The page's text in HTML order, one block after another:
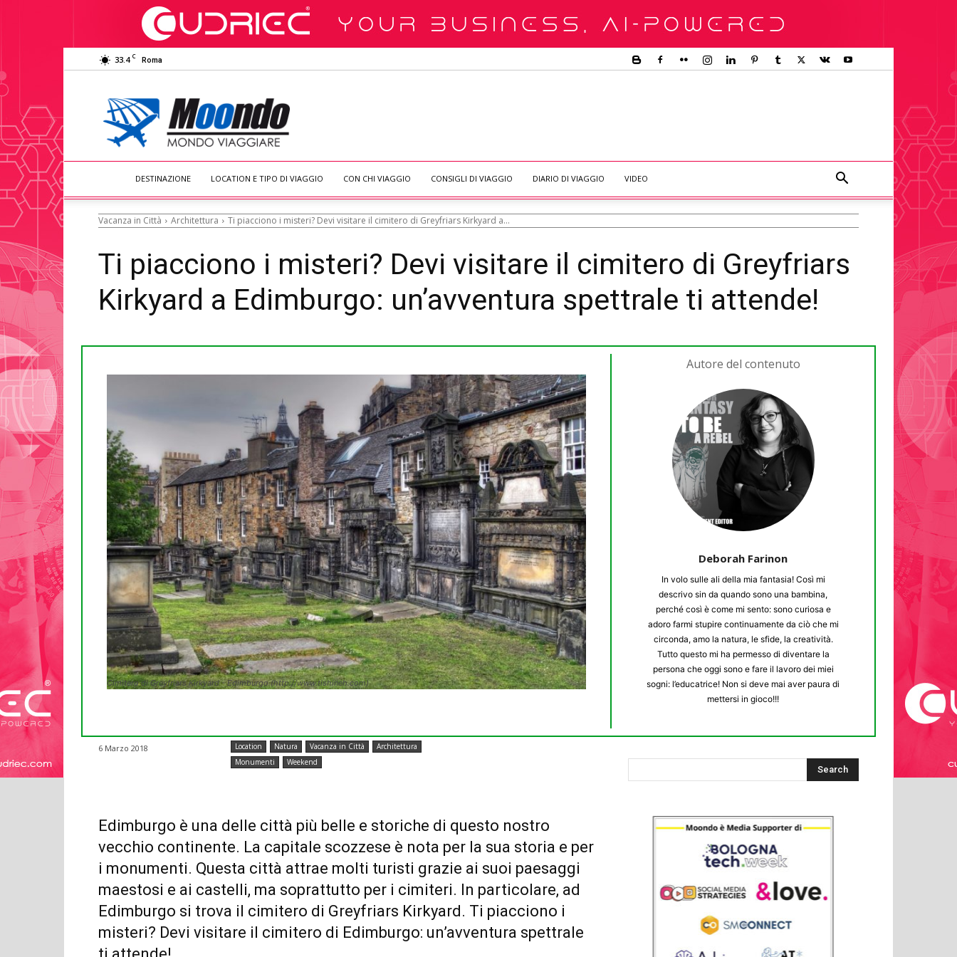
33.4 C Roma
Moondo
Viaggiare
DESTINAZIONE LOCATION E TIPO DI VIAGGIO CON CHI VIAGGIO CONSIGLI DI VIAGGIO DIARIO DI VIAGGIO VIDEO
Vacanza in Città Architettura Ti piacciono i misteri? Devi visitare il cimitero di Greyfriars Kirkyard a...
Ti piacciono i misteri? Devi visitare il cimitero di Greyfriars
Kirkyard a Edimburgo: un’avventura spettrale ti attende!
Cimitero di Greyfriars Kirkyard - Edimburgo (http://www.tishineh.com)
Autore del contenuto
Deborah Farinon
In volo sulle ali della mia fantasia! Così mi
descrivo sin da quando sono una bambina,
perché così è come mi sento: sono curiosa e
adoro farmi stupire continuamente da ciò che mi
circonda, amo la natura, le sfide, la creatività.
Tutto questo mi ha permesso di diventare la
persona che oggi sono e fare il lavoro dei miei
sogni: l’educatrice! Non si deve mai aver paura di
mettersi in gioco!!!
6 Marzo 2018 Location Natura Vacanza in Città
Architettura
Monumenti
Weekend
Edimburgo è una delle città più belle e storiche di questo nostro
vecchio continente. La capitale scozzese è nota per la sua storia e per
i monumenti. Questa città attrae molti turisti grazie ai suoi paesaggi
maestosi e ai castelli, ma soprattutto per i cimiteri. In particolare, ad
Edimburgo si trova il cimitero di Greyfriars Kirkyard. Ti piacciono i
misteri? Devi visitare il cimitero di Edimburgo: un’avventura spettrale